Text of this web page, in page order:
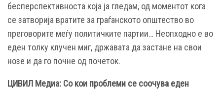
бесперспективноста која ја гледам, од моментот кога
се затворија вратите за граѓанското општество во
преговорите меѓу политичките партии… Неопходно е во
еден толку клучен миг, државата да застане на свои
нозе и да го почне од почеток.
ЦИВИЛ Медиа: Со кои проблеми се соочува еден